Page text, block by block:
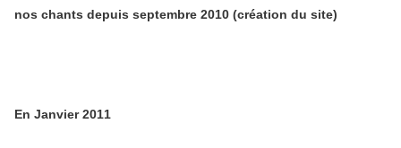
nos chants depuis septembre 2010 (création du site)
En Janvier 2011